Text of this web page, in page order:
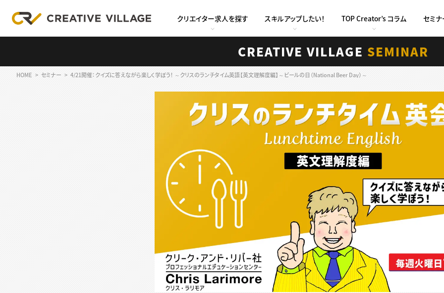
クリエイター求人を探す スキルアップしたい！ TOP Creator’s コラム セミ
CREATIVE VILLAGE SEMINAR
HOME セミナー 4/21開催：クイズに答えながら楽しく学ぼう！ ～クリスのランチタイム英語【英文理解度編】～ビールの日（National Beer Day）～